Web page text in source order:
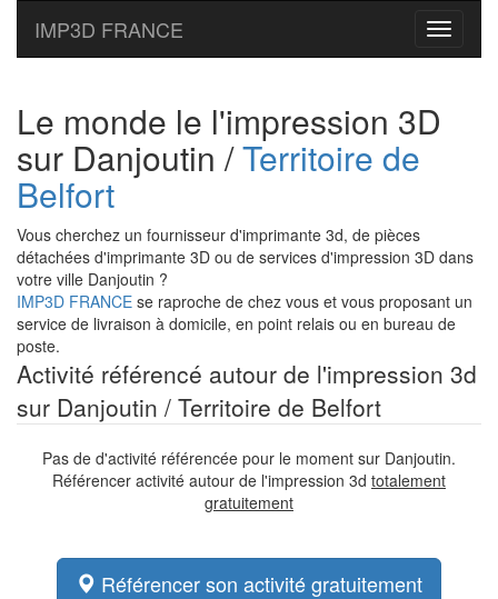
Toggle
IMP3D FRANCE
Le monde le l'impression 3D
sur Danjoutin /Territoire de
Belfort
Vous cherchez un fournisseur d'imprimante 3d, de pièces
détachées d'imprimante 3D ou de services d'impression 3D dans
votre ville Danjoutin ?
IMP3D FRANCE se raproche de chez vous et vous proposant un
service de livraison à domicile, en point relais ou en bureau de
poste.
Activité référencé autour de l'impression 3d
sur Danjoutin / Territoire de Belfort
Pas de d'activité référencée pour le moment sur Danjoutin.
Référencer activité autour de l'impression 3d totalement
gratuitement
Référencer son activité gratuitement